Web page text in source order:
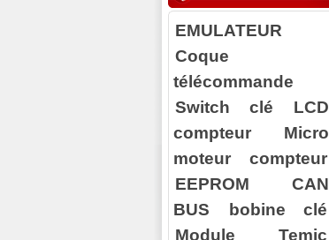
EMULATEUR
Coque
télécommande
Switch clé
LCD
compteur
Micro
moteur compteur
EEPROM
CAN
BUS
bobine clé
Module Temic